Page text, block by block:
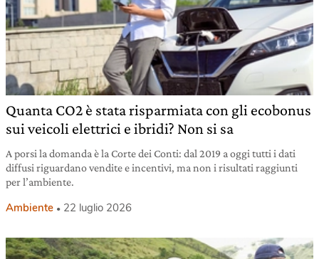
Quanta CO2 è stata risparmiata con gli ecobonus
sui veicoli elettrici e ibridi? Non si sa
A porsi la domanda è la Corte dei Conti: dal 2019 a oggi tutti i dati
diffusi riguardano vendite e incentivi, ma non i risultati raggiunti
per l’ambiente.
Ambiente 22 luglio 2026